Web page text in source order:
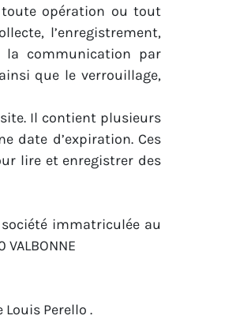
opération ou tout
l’enregistrement,
la communication par
que le verrouillage,
Il contient plusieurs
date d’expiration. Ces
lire et enregistrer des
immatriculée au
Louis Perello .